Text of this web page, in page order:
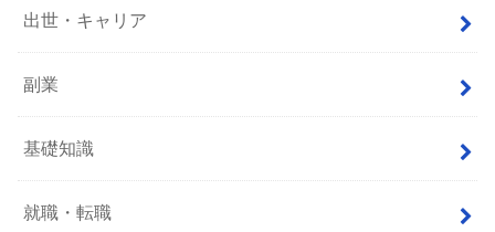
出世・キャリア
副業
基礎知識
就職・転職